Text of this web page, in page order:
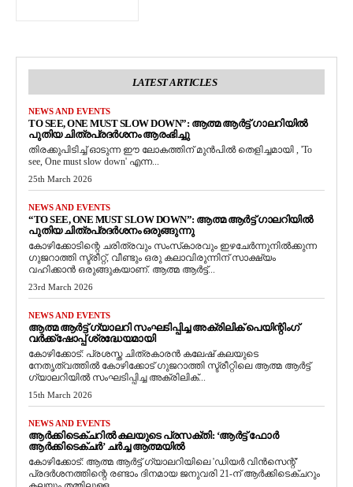
LATEST ARTICLES
NEWS AND EVENTS
TO SEE, ONE MUST SLOW DOWN”: ആത്മ ആർട്ട് ഗാലറിയിൽ
പുതിയ ചിത്രപ്രദർശനം ആരംഭിച്ചു
തിരക്കുപിടിച്ച് ഓടുന്ന ഈ ലോകത്തിന് മുൻപിൽ തെളിച്ചമായി , 'To
see, One must slow down' എന്ന...
25th March 2026
NEWS AND EVENTS
“TO SEE, ONE MUST SLOW DOWN”: ആത്മ ആർട്ട് ഗാലറിയിൽ
പുതിയ ചിത്രപ്രദർശനം ഒരുങ്ങുന്നു
കോഴിക്കോടിന്റെ ചരിത്രവും സംസ്‌കാരവും ഇഴചേർന്നുനിൽക്കുന്ന
ഗുജറാത്തി സ്ട്രീറ്റ്, വീണ്ടും ഒരു കലാവിരുന്നിന് സാക്ഷ്യം
വഹിക്കാൻ ഒരുങ്ങുകയാണ്. ആത്മ ആർട്ട്...
23rd March 2026
NEWS AND EVENTS
ആത്മ ആർട്ട് ഗ്യാലറി സംഘടിപ്പിച്ച അക്രിലിക് പെയിന്റിംഗ്
വർക്ക്‌ഷോപ്പ് ശ്രദ്ധേയമായി
കോഴിക്കോട്: പ്രശസ്ത ചിത്രകാരൻ കലേഷ് കലയുടെ
നേതൃത്വത്തിൽ കോഴിക്കോട് ഗുജറാത്തി സ്ട്രീറ്റിലെ ആത്മ ആർട്ട്
ഗ്യാലറിയിൽ സംഘടിപ്പിച്ച അക്രിലിക്...
15th March 2026
NEWS AND EVENTS
ആർക്കിടെക്ചറിൽ കലയുടെ പ്രസക്തി: ‘ആർട്ട് ഫോർ
ആർക്കിടെക്ചർ’ ചർച്ച ആത്മയിൽ
​കോഴിക്കോട്: ആത്മ ആർട്ട് ഗ്യാലറിയിലെ 'ഡിയർ വിൻസെന്റ്'
പ്രദർശനത്തിന്റെ രണ്ടാം ദിനമായ ജനുവരി 21-ന് ആർക്കിടെക്ചറും